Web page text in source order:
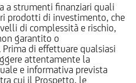
a strumenti finanziari quali
prodotti di investimento, che
di complessità e rischio,
garantito o
di effettuare qualsiasi
attentamente la
e informativa prevista
cui il Prospetto, le